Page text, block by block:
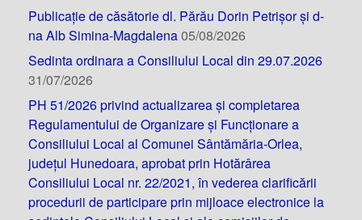
Publicație de căsătorie dl. Părău Dorin Petrișor și d-
na Alb Simina-Magdalena05/08/2026
Sedinta ordinara a Consiliului Local din 29.07.2026
31/07/2026
PH 51/2026 privind actualizarea și completarea
Regulamentului de Organizare și Funcționare a
Consiliului Local al Comunei Sântămăria-Orlea,
județul Hunedoara, aprobat prin Hotărârea
Consiliului Local nr. 22/2021, în vederea clarificării
procedurii de participare prin mijloace electronice la